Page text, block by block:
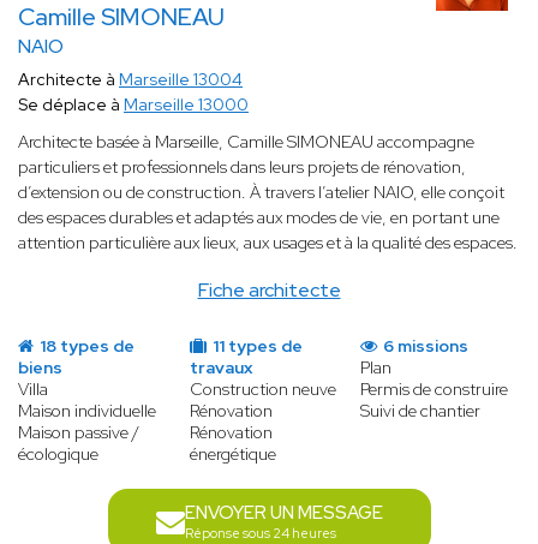
Camille SIMONEAU
NAIO
Fiche architecte
Architecte à Marseille 13004
Se déplace à Marseille 13000
Architecte basée à Marseille, Camille SIMONEAU accompagne
particuliers et professionnels dans leurs projets de rénovation,
d’extension ou de construction. À travers l’atelier NAIO, elle conçoit
des espaces durables et adaptés aux modes de vie, en portant une
attention particulière aux lieux, aux usages et à la qualité des espaces.
18 types de
biens
Villa
Maison individuelle
Maison passive /
écologique
11 types de
travaux
Construction neuve
Rénovation
Rénovation
énergétique
6 missions
Plan
Permis de construire
Suivi de chantier
ENVOYER UN MESSAGE
Réponse sous 24 heures